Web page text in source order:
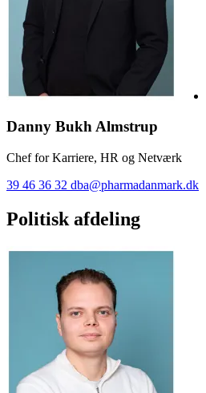
Danny Bukh Almstrup
Chef for Karriere, HR og Netværk
39 46 36 32 dba@pharmadanmark.dk
Politisk afdeling